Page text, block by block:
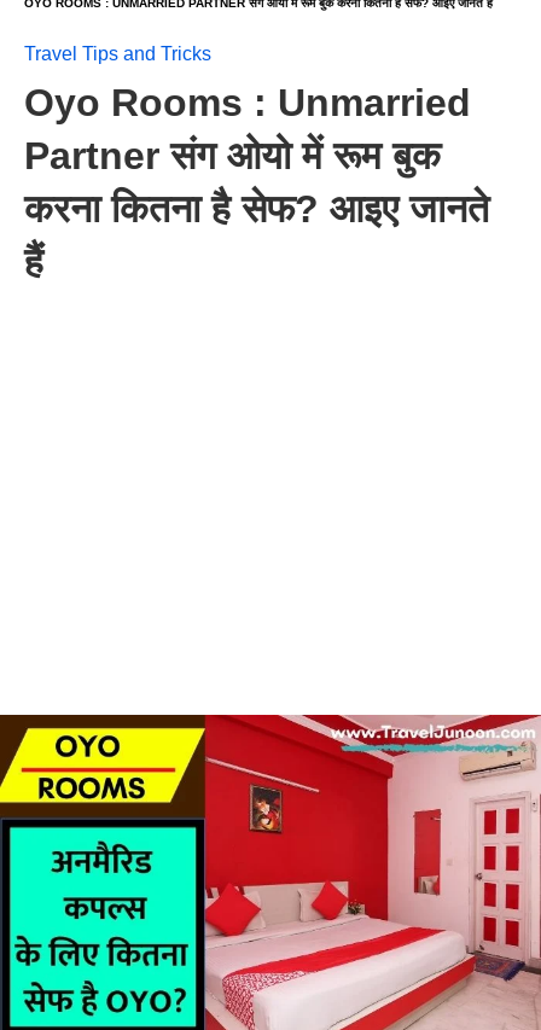
OYO ROOMS : UNMARRIED PARTNER संग ओयो में रूम बुक करना कितना है सेफ? आइए जानते हैं
Travel Tips and Tricks
Oyo Rooms : Unmarried
Partner संग ओयो में रूम बुक
करना कितना है सेफ? आइए जानते
हैं